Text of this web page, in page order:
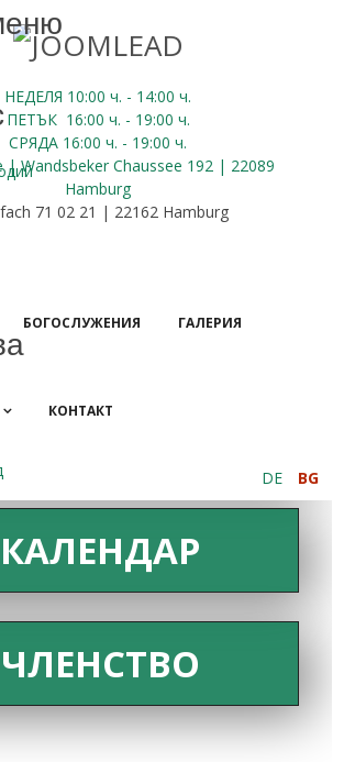
НЕДЕЛЯ 10:00 ч. - 14:00 ч.
ПЕТЪК 16:00 ч. - 19:00 ч.
СРЯДА 16:00 ч. - 19:00 ч.
| Wandsbeker Chaussee 192 | 22089
Hamburg
71 02 21 | 22162 Hamburg
БОГОСЛУЖЕНИЯ ГАЛЕРИЯ
КОНТАКТ
DE BG
КАЛЕНДАР
ЧЛЕНСТВО